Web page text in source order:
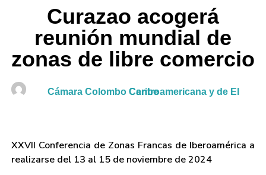
Curazao acogerá
reunión mundial de
zonas de libre comercio
Cámara Colombo Centroamericana y de El Caribe
XXVII Conferencia de Zonas Francas de Iberoamérica a
realizarse del 13 al 15 de noviembre de 2024